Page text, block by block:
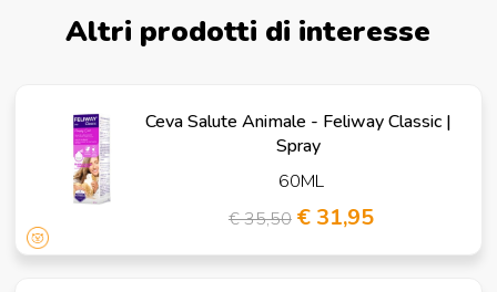
Altri prodotti di interesse
Ceva Salute Animale - Feliway Classic |
Spray
60ML
€ 35,50 € 31,95